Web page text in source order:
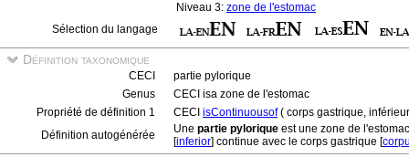
Niveau 3: zone de l'estomac
Sélection du langage
Définition taxonomique
CECI
partie pylorique
Genus
CECI isa zone de l'estomac
Propriété de définition 1
CECI isContinuousof( corps gastrique,
Définition autogénérée
Une partie pylorique est une zone de
[inferior] continue avec le corps gastrique [